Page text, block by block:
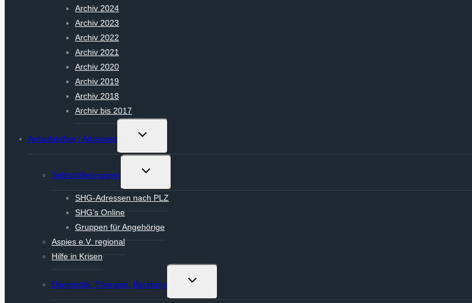
Archiv 2024
Archiv 2023
Archiv 2022
Archiv 2021
Archiv 2020
Archiv 2019
Archiv 2018
Archiv bis 2017
Anlaufstellen / Adressen
Untermenü
Selbsthilfegruppen
Untermenü
SHG-Adressen nach PLZ
SHG’s Online
Gruppen für Angehörige
Aspies e.V. regional
Hilfe in Krisen
Diagnostik, Therapie, Beratung
Untermenü